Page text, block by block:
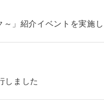
～」紹介イベントを実施
しました